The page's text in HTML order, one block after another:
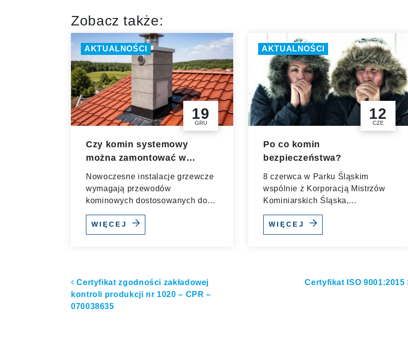
Zobacz także:
AKTUALNOŚCI
19
GRU
Czy komin systemowy
można zamontować w
istniejącym budynku?
Nowoczesne instalacje grzewcze
wymagają przewodów
kominowych dostosowanych do
niskotemperaturowych....
WIĘCEJ
AKTUALNOŚCI
12
CZE
Po co komin
bezpieczeństwa?
8 czerwca w Parku Śląskim
wspólnie z Korporacją Mistrzów
Kominiarskich Śląska,
WIĘCEJ
Nawigacja po artykułach
Certyfikat zgodności zakładowej
kontroli produkcji nr 1020 – CPR –
070038635
Certyfikat ISO 9001:2015